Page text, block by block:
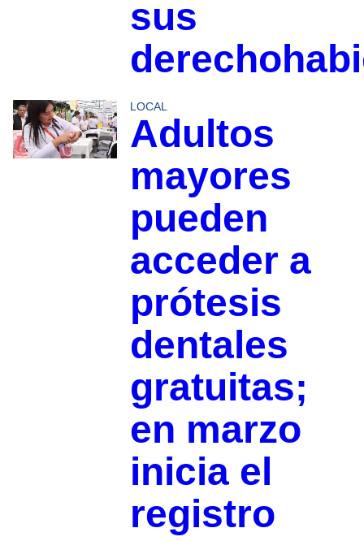
sus
LOCAL
Adultos
mayores
pueden
acceder a
prótesis
dentales
gratuitas;
en marzo
inicia el
registro